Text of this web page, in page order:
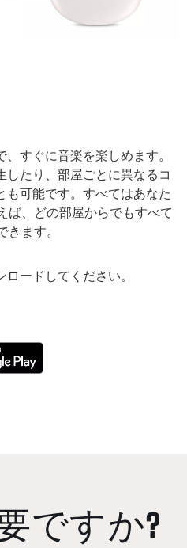
すぐに音楽を楽しめます。
たり、部屋ごとに異なるコ
も可能です。すべてはあなた
ば、どの部屋からでもすべて
きます。
ードしてください。
ですか?